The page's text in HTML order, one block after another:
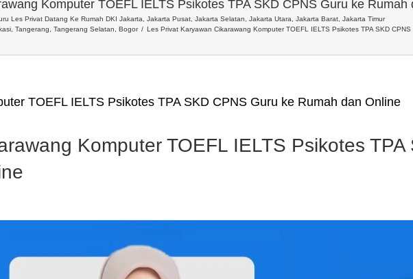
Komputer TOEFL IELTS Psikotes TPA SKD CPNS Guru ke Rumah
Les Privat Datang Ke Rumah DKI Jakarta, Jakarta Pusat, Jakarta Selatan, Jakarta Utara, Jakarta Barat, Jakarta Timur
Tangerang, Tangerang Selatan, Bogor
Les Privat Karyawan Cikarawang Komputer TOEFL IELTS Psikotes TPA SKD
TOEFL IELTS Psikotes TPA SKD CPNS Guru ke Rumah dan Online
Komputer TOEFL IELTS Psikotes TPA